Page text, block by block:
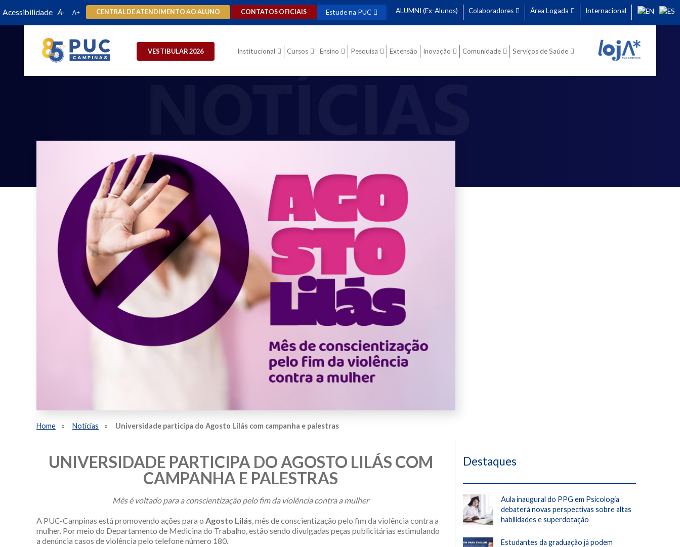
Acessibilidade CENTRAL DE ATENDIMENTO AO ALUNO CONTATOS OFICIAIS Estude na PUC ALUMNI (Ex-Alunos) Colaboradores Área Logada Internacional
VESTIBULAR 2026 Institucional Cursos Ensino Pesquisa Extensão Inovação Comunidade Serviços de Saúde
Home Notícias Universidade participa do Agosto Lilás com campanha e palestras
UNIVERSIDADE PARTICIPA DO AGOSTO LILÁS COM
CAMPANHA E PALESTRAS
Mês é voltado para a conscientização pelo fim da violência contra a mulher
A PUC-Campinas está promovendo ações para o Agosto Lilás , mês de conscientização pelo fim da violência contra a
mulher. Por meio do Departamento de Medicina do Trabalho, estão sendo divulgadas peças publicitárias estimulando
a denúncia casos de violência pelo telefone número 180.
Destaques
Aula inaugural do PPG em Psicologia
debaterá novas perspectivas sobre altas
habilidades e superdotação
Estudantes da graduação já podem